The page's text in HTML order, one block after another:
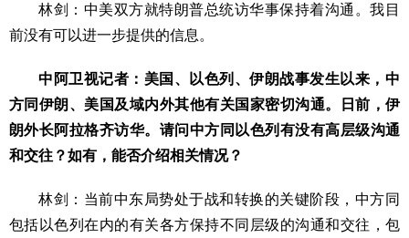
林剑：中美双方就特朗普总统访华事保持着沟通。我目
前没有可以进一步提供的信息。
中阿卫视记者：美国、以色列、伊朗战事发生以来，中
方同伊朗、美国及域内外其他有关国家密切沟通。日前，伊
朗外长阿拉格齐访华。请问中方同以色列有没有高层级沟通
和交往？如有，能否介绍相关情况？
林剑：当前中东局势处于战和转换的关键阶段，中方同
包括以色列在内的有关各方保持不同层级的沟通和交往，包